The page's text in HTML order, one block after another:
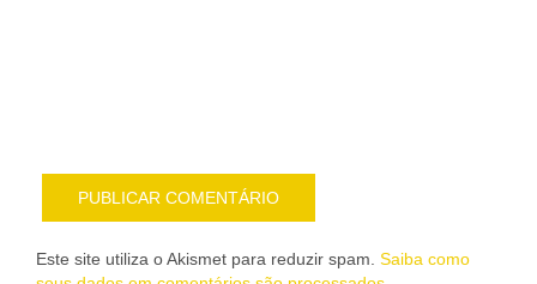
Este site utiliza o Akismet para reduzir spam. Saiba como